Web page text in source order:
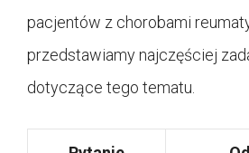
pacjentów z chorobami
przedstawiamy najczęściej
dotyczące tego tematu.